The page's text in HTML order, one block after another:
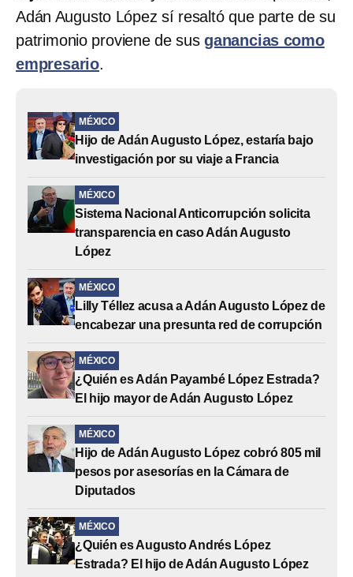
Adán Augusto López sí resaltó que parte de su
patrimonio proviene de susganancias como
empresario.
MÉXICO
Hijo de Adán Augusto López, estaría bajo
investigación por su viaje a Francia
MÉXICO
Sistema Nacional Anticorrupción solicita
transparencia en caso Adán Augusto
López
MÉXICO
Lilly Téllez acusa a Adán Augusto López de
encabezar una presunta red de corrupción
MÉXICO
¿Quién es Adán Payambé López Estrada?
El hijo mayor de Adán Augusto López
MÉXICO
Hijo de Adán Augusto López cobró 805 mil
pesos por asesorías en la Cámara de
Diputados
MÉXICO
¿Quién es Augusto Andrés López
Estrada? El hijo de Adán Augusto López